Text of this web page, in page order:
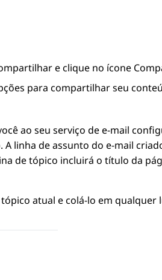
e clique no ícone
para compartilhar seu
ao seu serviço de e-mail
linha de assunto do e-mail
de tópico incluirá o título da
atual e colá-lo em qualquer